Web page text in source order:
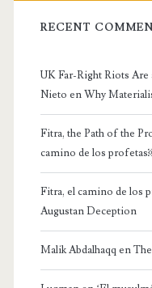
RECENT
UK Far-Right Riots Are
Nieto enWhy
Fitra, the Path of the
camino de los
Fitra, el camino de los
Augustan Deception
Malik Abdalhaqq en